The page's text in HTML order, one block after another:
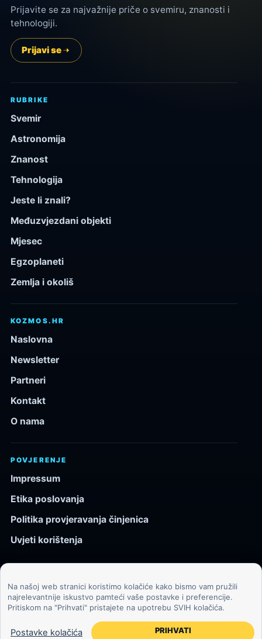
Prijavite se za najvažnije priče o svemiru, znanosti i
tehnologiji.
Prijavi se
RUBRIKE
Svemir
Astronomija
Znanost
Tehnologija
Jeste li znali?
Međuzvjezdani objekti
Mjesec
Egzoplaneti
Zemlja i okoliš
KOZMOS.HR
Naslovna
Newsletter
Partneri
Kontakt
O nama
POVJERENJE
Impressum
Etika poslovanja
Politika provjeravanja činjenica
Uvjeti korištenja
© 2026 Kozmos.hr. Sva prava pridržana.
Svemir, znanost, tehnologija i velike ideje za znatiželjne
čitatelje.
Na našoj web stranici koristimo kolačiće kako bismo vam pružili
najrelevantnije iskustvo pamteći vaše postavke i preferencije.
Pritiskom na "Prihvati" pristajete na upotrebu SVIH kolačića.
Postavke kolačića PRIHVATI